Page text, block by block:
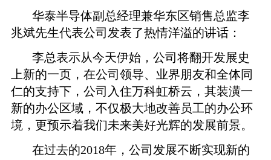
华泰半导体副总经理兼华东区销售总监李
兆斌先生代表公司发表了热情洋溢的讲话：
李总表示从今天伊始，公司将翻开发展史
上新的一页，在公司领导、业界朋友和全体同
仁的支持下，公司入住万科虹桥云，其装潢一
新的办公区域，不仅极大地改善员工的办公环
境，更预示着我们未来美好光辉的发展前景。
在过去的2018年，公司发展不断实现新的